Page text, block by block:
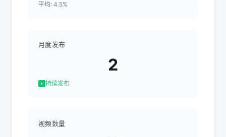
平均: 4.5%
月度发布
2
持续发布
视频数量